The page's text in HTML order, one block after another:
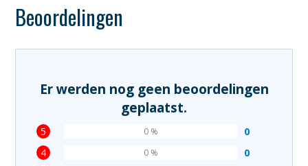
Beoordelingen
Er werden nog geen beoordelingen
geplaatst.
5 0
0 %
4 0
0 %